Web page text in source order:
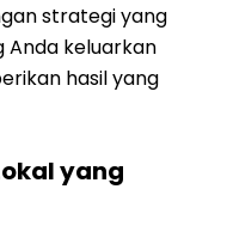
strategi yang
Anda keluarkan
hasil yang
yang